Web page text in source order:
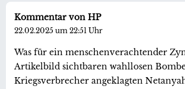
Kommentar von HP
22.02.2025 um 22:51 Uhr
Was für ein menschenverachtender
Artikelbild sichtbaren wahllosen
Kriegsverbrecher angeklagten